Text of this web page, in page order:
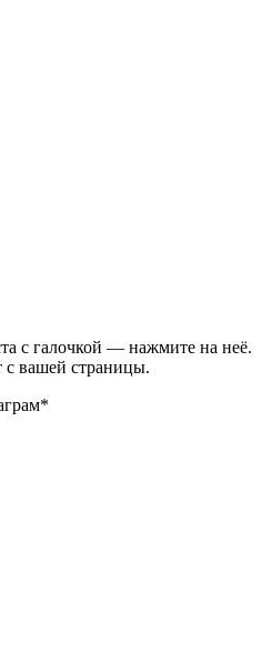
с галочкой — нажмите на неё.
с вашей страницы.